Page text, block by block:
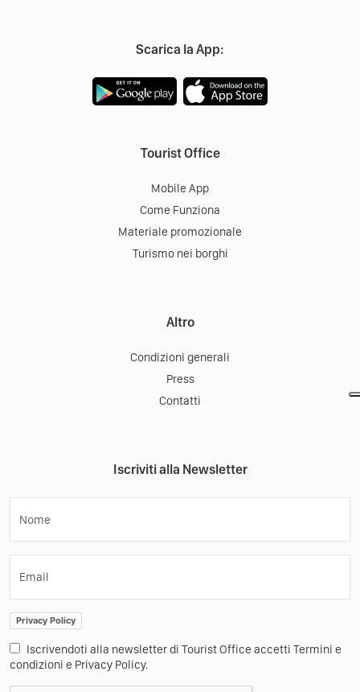
Scarica la App:
Tourist Office
Mobile App
Come Funziona
Materiale promozionale
Turismo nei borghi
Altro
Condizioni generali
Press
Contatti
Iscriviti alla Newsletter
Nome
Email
Privacy Policy
Iscrivendoti alla newsletter di Tourist Office accetti Termini e
condizioni e Privacy Policy.